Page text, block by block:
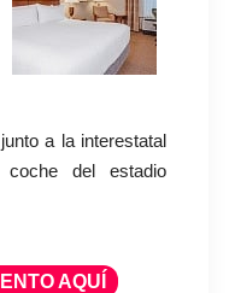
a la interestatal
del estadio
AQUÍ